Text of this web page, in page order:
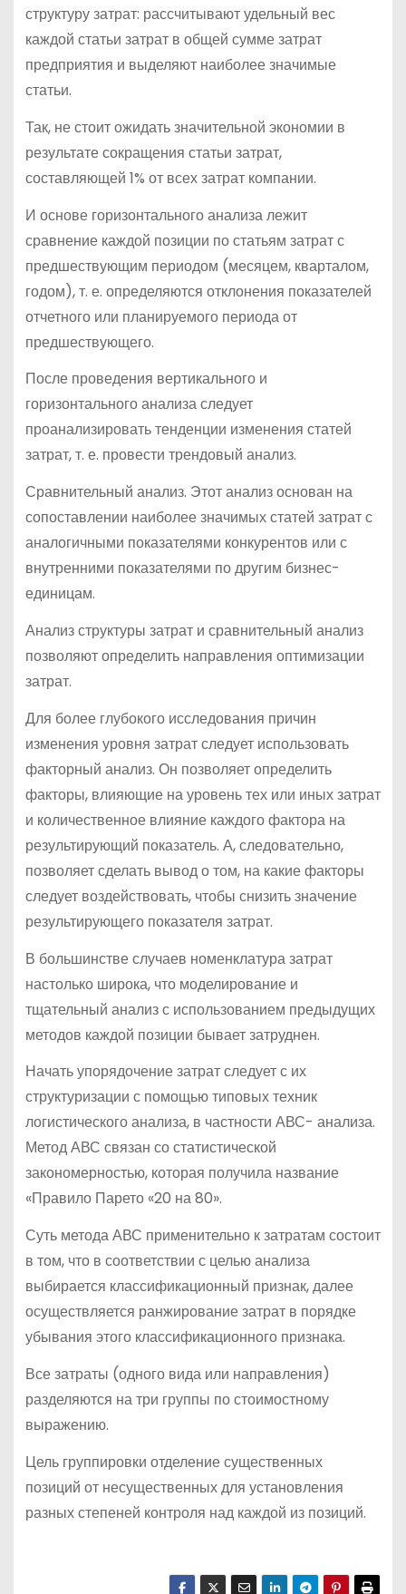
структуру затрат: рассчитывают удельный вес
каждой статьи затрат в общей сумме затрат
предприятия и выделяют наиболее значимые
статьи.
Так, не стоит ожидать значительной экономии в
результате сокращения статьи затрат,
составляющей 1% от всех затрат компании.
И основе горизонтального анализа лежит
сравнение каждой позиции по статьям затрат с
предшествующим периодом (месяцем, кварталом,
годом), т. е. определяются отклонения показателей
отчетного или планируемого периода от
предшествующего.
После проведения вертикального и
горизонтального анализа следует
проанализировать тенденции изменения статей
затрат, т. е. провести трендовый анализ.
Сравнительный анализ. Этот анализ основан на
сопоставлении наиболее значимых статей затрат с
аналогичными показателями конкурентов или с
внутренними показателями по другим бизнес-
единицам.
Анализ структуры затрат и сравнительный анализ
позволяют определить направления оптимизации
затрат.
Для более глубокого исследования причин
изменения уровня затрат следует использовать
факторный анализ. Он позволяет определить
факторы, влияющие на уровень тех или иных затрат
и количественное влияние каждого фактора на
результирующий показатель. А, следовательно,
позволяет сделать вывод о том, на какие факторы
следует воздействовать, чтобы снизить значение
результирующего показателя затрат.
В большинстве случаев номенклатура затрат
настолько широка, что моделирование и
тщательный анализ с использованием предыдущих
методов каждой позиции бывает затруднен.
Начать упорядочение затрат следует с их
структуризации с помощью типовых техник
логистического анализа, в частности АВС- анализа.
Метод АВС связан со статистической
закономерностью, которая получила название
«Правило Парето «20 на 80».
Суть метода АВС применительно к затратам состоит
в том, что в соответствии с целью анализа
выбирается классификационный признак, далее
осуществляется ранжирование затрат в порядке
убывания этого классификационного признака.
Все затраты (одного вида или направления)
разделяются на три группы по стоимостному
выражению.
Цель группировки отделение существенных
позиций от несущественных для установления
разных степеней контроля над каждой из позиций.